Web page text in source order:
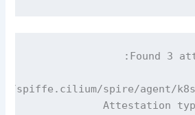
spire/agent/
Attestation type  : k8s_psat